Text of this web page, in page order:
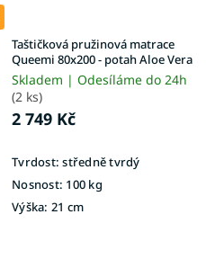
Taštičková pružinová matrace
Queemi 80x200 - potah Aloe Vera
Skladem | Odesíláme do 24h
(2 ks)
2 749 Kč
Tvrdost: středně tvrdý
Nosnost: 100 kg
Výška: 21 cm